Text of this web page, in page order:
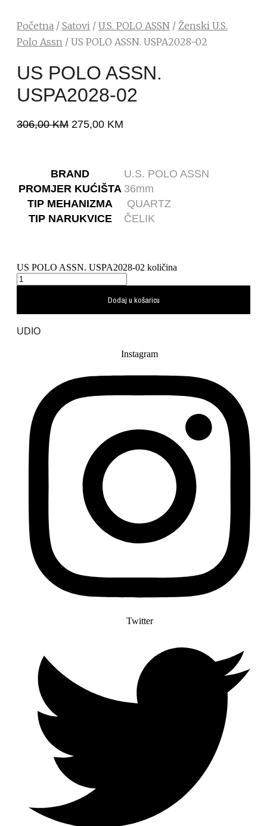
Početna / Satovi / U.S. POLO ASSN / Ženski U.S.
Polo Assn / US POLO ASSN. USPA2028-02
US POLO ASSN.
USPA2028-02
306,00KM 275,00 KM
BRAND
U.S. POLO ASSN
PROMJER KUĆIŠTA 36mm
TIP MEHANIZMA
QUARTZ
TIP NARUKVICE
ČELIK
US POLO ASSN. USPA2028-02 količina
Dodaj u košaricu
UDIO
Instagram
Twitter